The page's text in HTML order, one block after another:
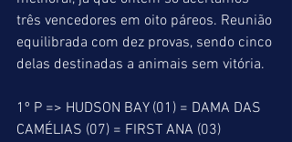
três vencedores em oito páreos. Reunião
equilibrada com dez provas, sendo cinco
delas destinadas a animais sem vitória.
1º P => HUDSON BAY (01) = DAMA DAS
CAMÉLIAS (07) = FIRST ANA (03)